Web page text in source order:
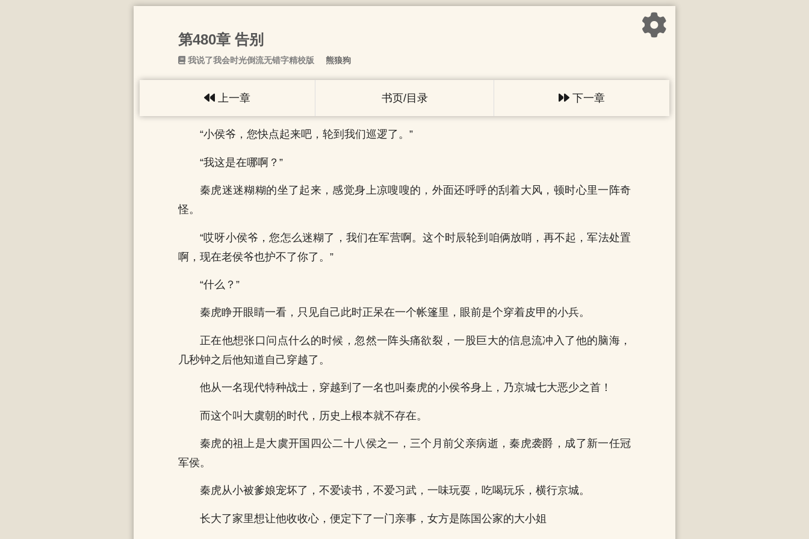
第480章 告别
我说了我会时光倒流无错字精校版 熊狼狗
上一章 书页/目录 下一章
“小侯爷，您快点起来吧，轮到我们巡逻了。”
“我这是在哪啊？”
秦虎迷迷糊糊的坐了起来，感觉身上凉嗖嗖的，外面还呼呼的刮着大风，顿时心里一阵奇
怪。
“哎呀小侯爷，您怎么迷糊了，我们在军营啊。这个时辰轮到咱俩放哨，再不起，军法处置
啊，现在老侯爷也护不了你了。”
“什么？”
秦虎睁开眼睛一看，只见自己此时正呆在一个帐篷里，眼前是个穿着皮甲的小兵。
正在他想张口问点什么的时候，忽然一阵头痛欲裂，一股巨大的信息流冲入了他的脑海，
几秒钟之后他知道自己穿越了。
他从一名现代特种战士，穿越到了一名也叫秦虎的小侯爷身上，乃京城七大恶少之首！
而这个叫大虞朝的时代，历史上根本就不存在。
秦虎的祖上是大虞开国四公二十八侯之一，三个月前父亲病逝，秦虎袭爵，成了新一任冠
军侯。
秦虎从小被爹娘宠坏了，不爱读书，不爱习武，一味玩耍，吃喝玩乐，横行京城。
长大了家里想让他收收心，便定下了一门亲事，女方是陈国公家的大小姐